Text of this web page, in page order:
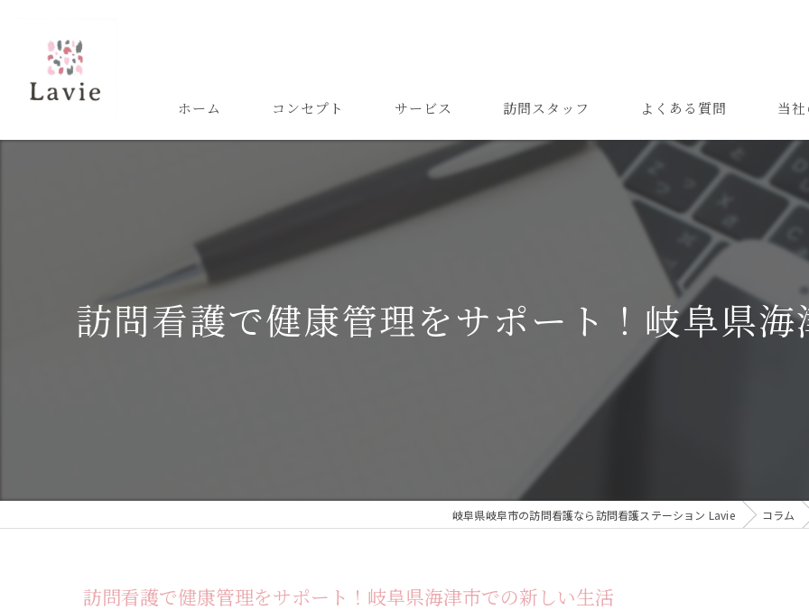
ホーム コンセプト サービス 訪問スタッフ よくある質問 当
高齢者
難病
障がい
24時間
精神
訪問看護で健康管理をサポート！岐阜県
岐阜県岐阜市の訪問看護なら訪問看護ステーション Lavie コラム
訪問看護で健康管理をサポート！岐阜県海津市での新しい生活